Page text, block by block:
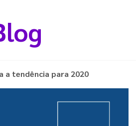
a tendência para 2020